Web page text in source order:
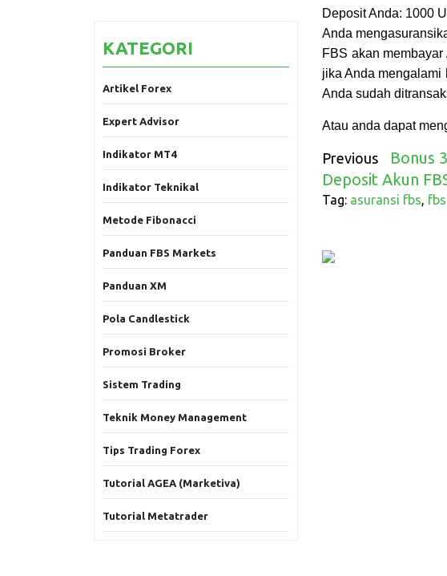
KATEGORI
Artikel Forex
Expert Advisor
Indikator MT4
Indikator Teknikal
Metode Fibonacci
Panduan FBS Markets
Panduan XM
Pola Candlestick
Promosi Broker
Sistem Trading
Teknik Money Management
Tips Trading Forex
Tutorial AGEA (Marketiva)
Tutorial Metatrader
Deposit Anda: 1000
Anda
FBS akan
jika Anda mengalami
Anda sudah
Atau anda dapat
Previous
Bonus
Deposit Akun
Tag: asuransi fbs,